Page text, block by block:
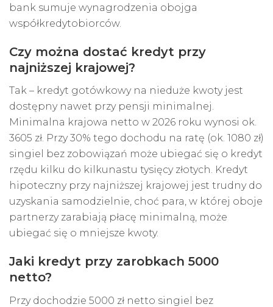
bank sumuje wynagrodzenia obojga
współkredytobiorców.
Czy można dostać kredyt przy
najniższej krajowej?
Tak – kredyt gotówkowy na nieduże kwoty jest
dostępny nawet przy pensji minimalnej.
Minimalna krajowa netto w 2026 roku wynosi ok.
3605 zł. Przy 30% tego dochodu na ratę (ok. 1080 zł)
singiel bez zobowiązań może ubiegać się o kredyt
rzędu kilku do kilkunastu tysięcy złotych. Kredyt
hipoteczny przy najniższej krajowej jest trudny do
uzyskania samodzielnie, choć para, w której oboje
partnerzy zarabiają płacę minimalną, może
ubiegać się o mniejsze kwoty.
Jaki kredyt przy zarobkach 5000
netto?
Przy dochodzie 5000 zł netto singiel bez